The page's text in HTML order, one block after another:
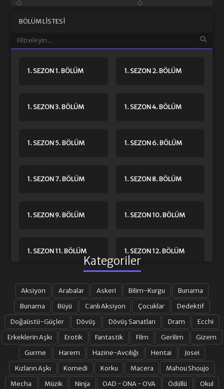
BÖLÜM LISTESI
1. SEZON 1. BÖLÜM 1. SEZON 2. BÖLÜM
1. SEZON 3. BÖLÜM 1. SEZON 4. BÖLÜM
1. SEZON 5. BÖLÜM 1. SEZON 6. BÖLÜM
1. SEZON 7. BÖLÜM 1. SEZON 8. BÖLÜM
1. SEZON 9. BÖLÜM 1. SEZON 10. BÖLÜM
1. SEZON 11. BÖLÜM 1. SEZON 12. BÖLÜM
1. SEZON 13. BÖLÜM 1. SEZON 14. BÖLÜM
1. SEZON 15. BÖLÜM 1. SEZON 16. BÖLÜM
1. SEZON 17. BÖLÜM 1. SEZON 18. BÖLÜM
Kategoriler
Aksiyon Arabalar Askeri Bilim-Kurgu
Bunama
Bunama
Büyü Canlı Aksiyon Çocuklar
Dedektif
Doğaüstü-Güçler
Dövüş Dövüş Sanatları Dram
Ecchi
Erkeklerin Aşkı
Erotik Fantastik Film Gerilim
Gizem
Gurme
Harem Hazine-Avcılığı Hentai
Josei
Kızların Aşkı
Komedi Korku Macera
Mahou Shoujo
Mecha
Müzik Ninja OAD - ONA - OVA Ödüllü Okul